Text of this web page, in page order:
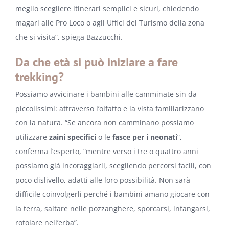
meglio scegliere itinerari semplici e sicuri, chiedendo
magari alle Pro Loco o agli Uffici del Turismo della zona
che si visita”, spiega Bazzucchi.
Da che età si può iniziare a fare
trekking?
Possiamo avvicinare i bambini alle camminate sin da
piccolissimi: attraverso l’olfatto e la vista familiarizzano
con la natura. “Se ancora non camminano possiamo
utilizzare zaini specifici o le fasce per i neonati”,
conferma l’esperto, “mentre verso i tre o quattro anni
possiamo già incoraggiarli, scegliendo percorsi facili, con
poco dislivello, adatti alle loro possibilità. Non sarà
difficile coinvolgerli perché i bambini amano giocare con
la terra, saltare nelle pozzanghere, sporcarsi, infangarsi,
rotolare nell’erba”.